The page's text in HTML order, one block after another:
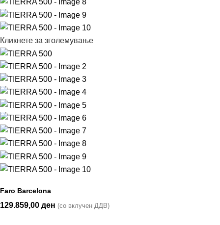
Кликнете за зголемување
Faro Barcelona
129.859,00 ден (со вклучен ДДВ)